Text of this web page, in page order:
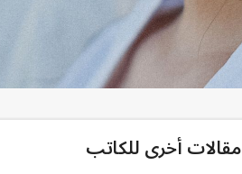
مقالات أخرى للكاتب